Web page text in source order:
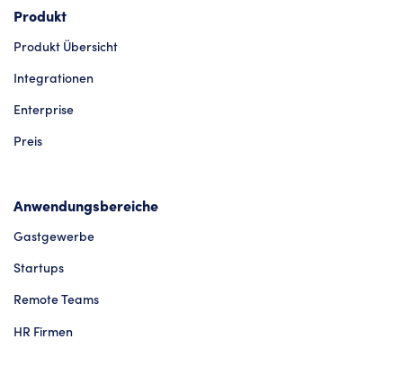
Produkt
Produkt Übersicht
Integrationen
Enterprise
Preis
Anwendungsbereiche
Gastgewerbe
Startups
Remote Teams
HR Firmen